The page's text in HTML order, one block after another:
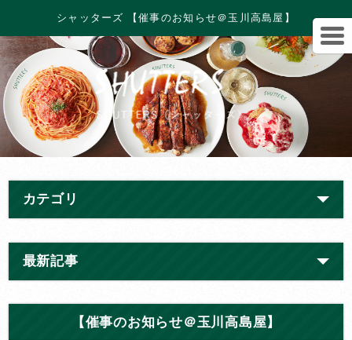
シャッターズ 【催事のお知らせ＠玉川高島屋】
カテゴリ
最新記事
【催事のお知らせ＠玉川高島屋】